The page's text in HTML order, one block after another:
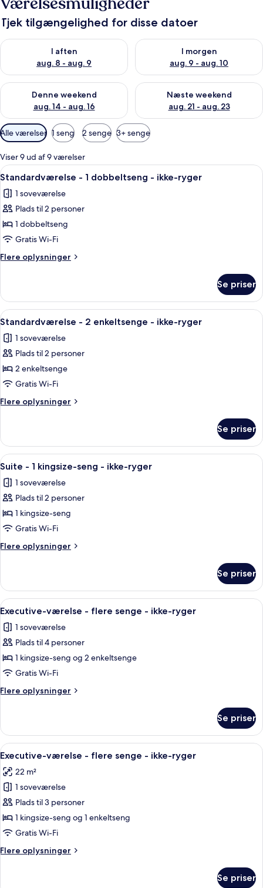
Tjek tilgængelighed for disse datoer
I aften
aug. 8 - aug. 9
Tjek tilgængelighed for i aften aug. 8 - aug. 9
I morgen
aug. 9 - aug. 10
Tjek tilgængelighed for i
Denne weekend
aug. 14 - aug. 16
Tjek tilgængelighed for denne weekend aug. 14 - aug. 16
Næste weekend
aug. 21 - aug. 23
Tjek tilgængelighed for næste
Tilgængelige
filtre
for
værelser
Alle værelser 1 seng 2 senge 3+ senge
Viser 9 ud af 9 værelser
Indlæs
alle
billeder
af
Standardværelse
-
1
dobbeltseng
ikke-
ryger
Standardværelse - 1 dobbeltseng -
17
Standardværelse - 1 dobbeltseng - ikke-ryger
1 soveværelse
Plads til 2 personer
1 dobbeltseng
Gratis Wi-Fi
Flere oplysninger
Flere
-
dobbeltseng
ikke-
ryger
Se priser
Indlæs
alle
billeder
af
Standardværelse
-
2
enkeltsenge
ikke-
ryger
Standardværelse - 2 enkeltsenge -
12
Standardværelse - 2 enkeltsenge - ikke-ryger
1 soveværelse
Plads til 2 personer
2 enkeltsenge
Gratis Wi-Fi
Flere oplysninger
Flere
-
enkeltsenge
ikke-
ryger
Se priser
Indlæs
alle
billeder
af
Suite
-
1
kingsize-
-
ikke-
ryger
Et hotelværelse med en seng, et
16
Suite - 1 kingsize-seng - ikke-ryger
1 soveværelse
Plads til 2 personer
1 kingsize-seng
Gratis Wi-Fi
Flere oplysninger
Flere
-
kingsize-
ikke-
Se priser
Indlæs
alle
billeder
af
Executive-
værelse
-
flere
-
ikke-
ryger
Et moderne hotelværelse med en
6
Executive-værelse - flere senge - ikke-ryger
1 soveværelse
Plads til 4 personer
1 kingsize-seng og 2 enkeltsenge
Gratis Wi-Fi
Flere oplysninger
Flere
værelse
flere
ikke-
ryger
Se priser
Indlæs
alle
billeder
af
Executive-
værelse
-
senge
Et hotelværelse med seng, sofa,
6
Executive-værelse - flere senge - ikke-ryger
22 m²
1 soveværelse
Plads til 3 personer
1 kingsize-seng og 1 enkeltseng
Gratis Wi-Fi
Flere oplysninger
Flere
Se priser